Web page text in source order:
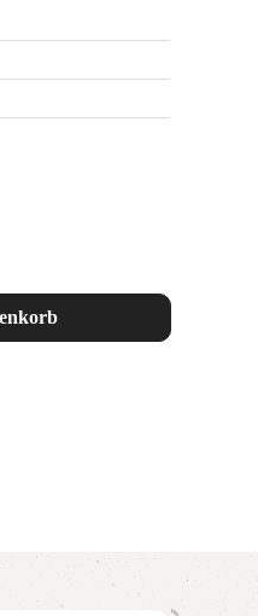
Wert ein oder